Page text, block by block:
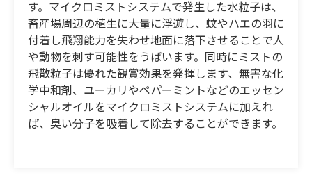
す。マイクロミストシステムで発生した水粒子は、
畜産場周辺の植生に大量に浮遊し、蚊やハエの羽に
付着し飛翔能力を失わせ地面に落下させることで人
や動物を刺す可能性をうばいます。同時にミストの
飛散粒子は優れた観賞効果を発揮します、無害な化
学中和剤、ユーカリやペパーミントなどのエッセン
シャルオイルをマイクロミストシステムに加えれ
ば、臭い分子を吸着して除去することができます。